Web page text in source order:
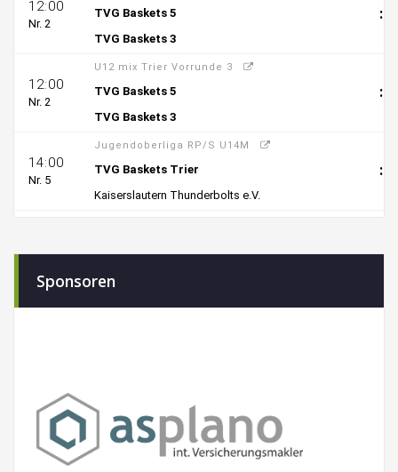
Sponsoren